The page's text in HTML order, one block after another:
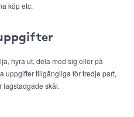
köp etc.
hyra ut, dela med sig eller på
uppgifter tillgängliga för tredje part,
lagstadgade skäl.